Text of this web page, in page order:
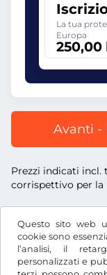
Questo sito web
cookie sono
l’analisi, il
personalizzati e
La tua
Europa
250,00
Avanti -
Prezzi indicati incl.
corrispettivo per la
RON